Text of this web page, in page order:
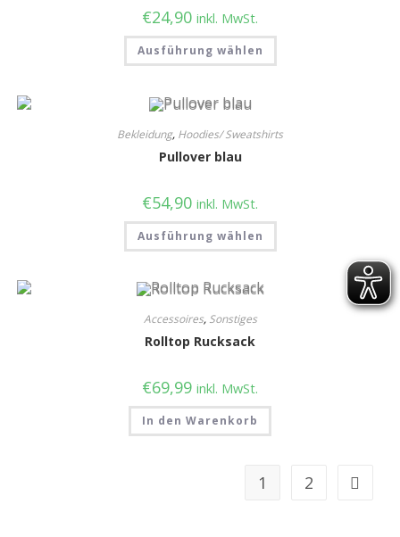
€24,90 inkl. MwSt.
Ausführung wählen
Bekleidung, Hoodies/ Sweatshirts
Pullover blau
€54,90 inkl. MwSt.
Ausführung wählen
Accessoires, Sonstiges
Rolltop Rucksack
€69,99 inkl. MwSt.
In den Warenkorb
1 2